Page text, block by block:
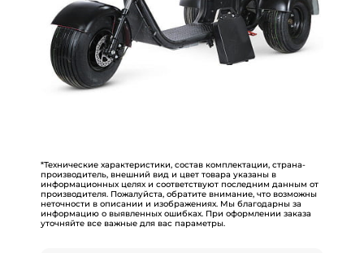
*Технические характеристики, состав комплектации, страна-
производитель, внешний вид и цвет товара указаны в
информационных целях и соответствуют последним данным от
производителя. Пожалуйста, обратите внимание, что возможны
неточности в описании и изображениях. Мы благодарны за
информацию о выявленных ошибках. При оформлении заказа
уточняйте все важные для вас параметры.